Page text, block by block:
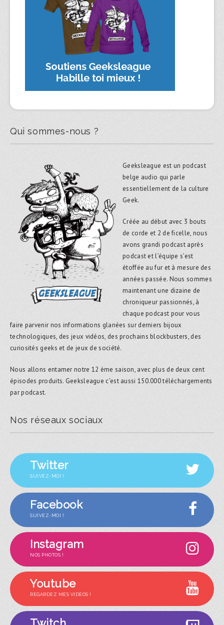
Qui sommes-nous ?
Geeksleague est un podcast
belge audio qui parle
essentiellement de la culture
Geek.
Créée au début avec 3 bouts
de corde et 2 de ficelle, nous
avons grandi podcast après
podcast et l’équipe s’est
étoffée au fur et à mesure des
années passée. Nous sommes
maintenant une dizaine de
chroniqueur passionnés, à
chaque podcast pour vous
faire parvenir nos informations glanées sur derniers bijoux
technologiques, des jeux vidéos, des prochains blockbusters, des
curiosités geeks et de jeux de société.
Nous allons entamer notre 12 ème saison, avec plus de deux cent
épisodes produits. Geeksleague c’est aussi 150.000 téléchargements
par podcast.
Nos réseaux sociaux
Twitter
SUIVEZ-MOI !
Facebook
SUIVEZ-MOI !
Instagram
NOS PHOTOS !
Youtube
REGARDEZ MES VIDÉOS !